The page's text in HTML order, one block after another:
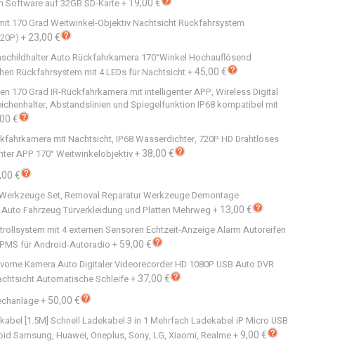
Software auf 32GB SD-Karte+ 19,00 €
170 Grad Weitwinkel-Objektiv Nachtsicht Rückfahrsystem
+23,00 €
Auto Rückfahrkamera 170°Winkel Hochauflösend
Rückfahrsystem mit 4 LEDs für Nachtsicht+45,00 €
170 Grad IR-Rückfahrkamera mit intelligenter APP, Wireless Digital
Abstandslinien und Spiegelfunktion IP68 kompatibel mit
€
mit Nachtsicht, IP68 Wasserdichter, 720P HD Drahtloses
APP 170° Weitwinkelobjektiv+ 38,00 €
€
Set, Removal Reparatur Werkzeuge Demontage
Fahrzeug Türverkleidung und Platten Mehrweg + 13,00 €
mit 4 externen Sensoren Echtzeit-Anzeige Alarm Autoreifen
für Android-Autoradio + 59,00 €
Kamera Auto Digitaler Videorecorder HD 1080P USB Auto DVR
Automatische Schleife+ 37,00 €
+ 50,00 €
[1.5M] Schnell Ladekabel 3 in 1 Mehrfach Ladekabel iP Micro USB
Samsung, Huawei, Oneplus, Sony, LG, Xiaomi, Realme+ 9,00 €